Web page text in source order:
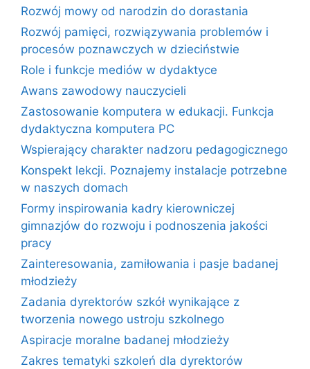
Rozwój mowy od narodzin do dorastania
Rozwój pamięci, rozwiązywania problemów i
procesów poznawczych w dzieciństwie
Role i funkcje mediów w dydaktyce
Awans zawodowy nauczycieli
Zastosowanie komputera w edukacji. Funkcja
dydaktyczna komputera PC
Wspierający charakter nadzoru pedagogicznego
Konspekt lekcji. Poznajemy instalacje potrzebne
w naszych domach
Formy inspirowania kadry kierowniczej
gimnazjów do rozwoju i podnoszenia jakości
pracy
Zainteresowania, zamiłowania i pasje badanej
młodzieży
Zadania dyrektorów szkół wynikające z
tworzenia nowego ustroju szkolnego
Aspiracje moralne badanej młodzieży
Zakres tematyki szkoleń dla dyrektorów